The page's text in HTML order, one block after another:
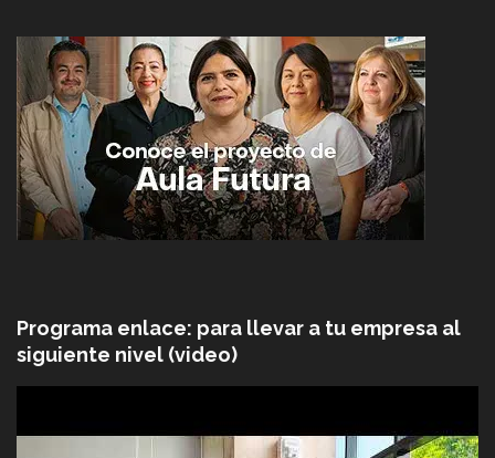
Programa enlace: para llevar a tu empresa al
siguiente nivel (video)